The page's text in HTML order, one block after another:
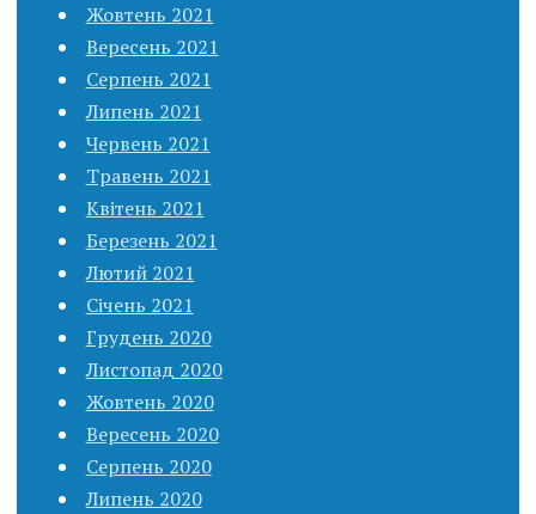
Жовтень 2021
Вересень 2021
Серпень 2021
Липень 2021
Червень 2021
Травень 2021
Квітень 2021
Березень 2021
Лютий 2021
Січень 2021
Грудень 2020
Листопад 2020
Жовтень 2020
Вересень 2020
Серпень 2020
Липень 2020